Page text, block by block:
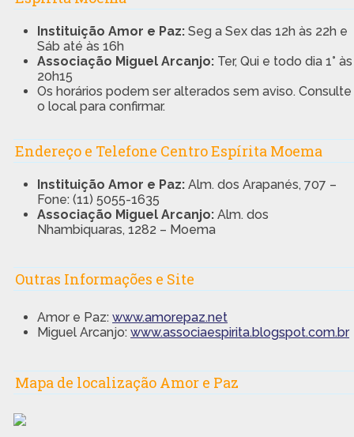
Instituição Amor e Paz:Seg a Sex das 12h às 22h e
Sáb até às 16h
Associação Miguel Arcanjo: Ter, Qui e todo dia 1° às
20h15
Os horários podem ser alterados sem aviso. Consulte
o local para confirmar.
Endereço e Telefone Centro Espírita Moema
Instituição Amor e Paz:Alm. dos Arapanés, 707 –
Fone: (11) 5055-1635
Associação Miguel Arcanjo:Alm. dos
Nhambiquaras, 1282 – Moema
Outras Informações e Site
Amor e Paz:www.amorepaz.net
Miguel Arcanjo:www.associaespirita.blogspot.com.br
Mapa de localização Amor e Paz